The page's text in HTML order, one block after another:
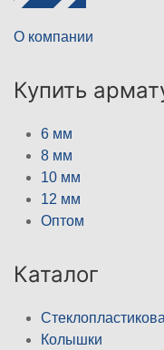
О компании
Купить
6 мм
8 мм
10 мм
12 мм
Оптом
Каталог
Колышки